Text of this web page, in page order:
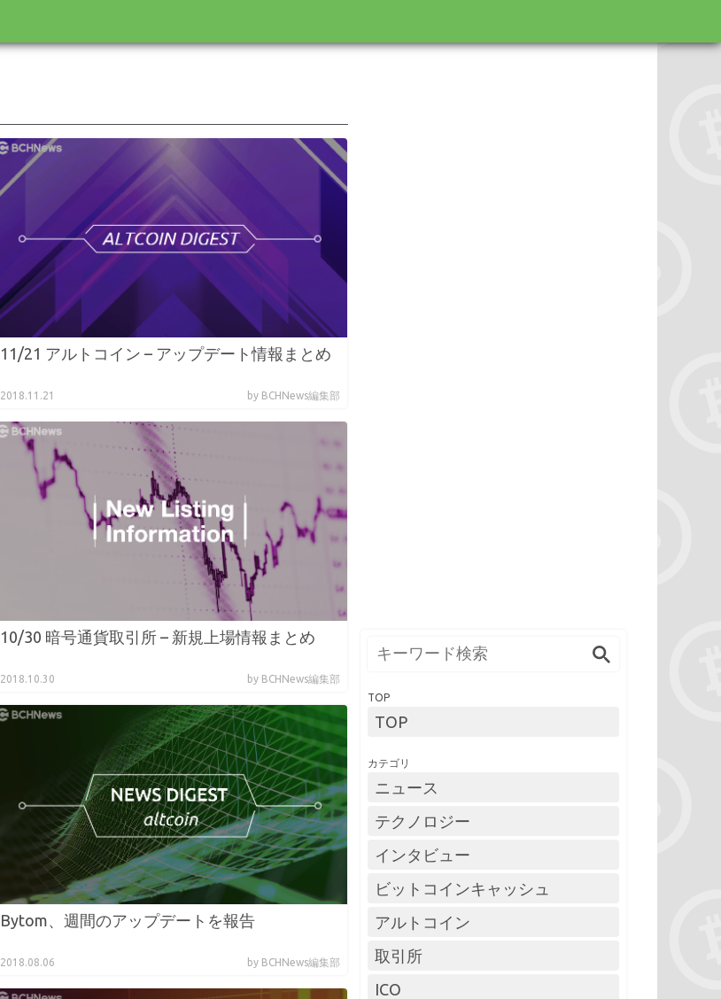
11/21 アルトコイン – アップデート情報まとめ
2018.11.21 by BCHNews編集部
10/30 暗号通貨取引所 – 新規上場情報まとめ
2018.10.30 by BCHNews編集部
Bytom、週間のアップデートを報告
2018.08.06 by BCHNews編集部
TOP
TOP
カテゴリ
ニュース
テクノロジー
インタビュー
ビットコインキャッシュ
アルトコイン
取引所
ICO